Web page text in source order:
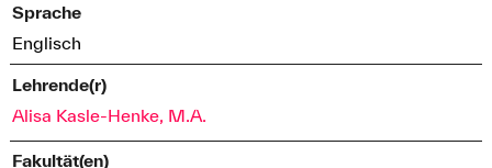
Sprache
Englisch
Lehrende(r)
Alisa Kasle-Henke, M.A.
Fakultät(en)